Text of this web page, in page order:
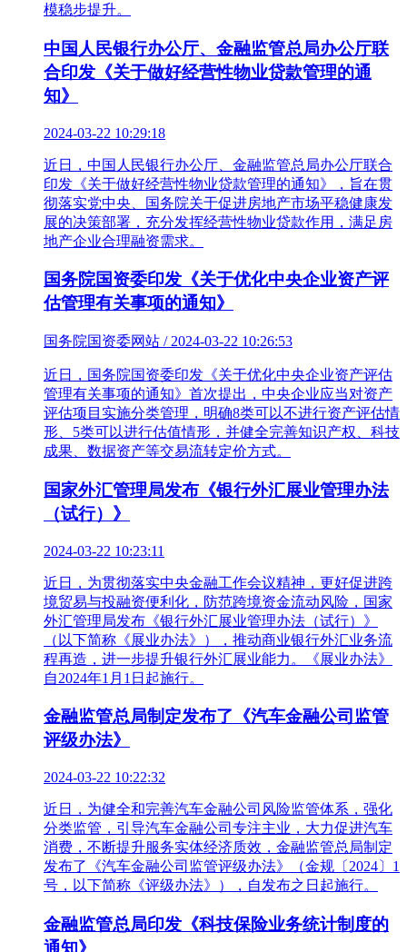
模稳步提升。
中国人民银行办公厅、金融监管总局办公厅联
合印发《关于做好经营性物业贷款管理的通
知》
2024-03-22 10:29:18
近日，中国人民银行办公厅、金融监管总局办公厅联合
印发《关于做好经营性物业贷款管理的通知》，旨在贯
彻落实党中央、国务院关于促进房地产市场平稳健康发
展的决策部署，充分发挥经营性物业贷款作用，满足房
地产企业合理融资需求。
国务院国资委印发《关于优化中央企业资产评
估管理有关事项的通知》
国务院国资委网站 / 2024-03-22 10:26:53
近日，国务院国资委印发《关于优化中央企业资产评估
管理有关事项的通知》首次提出，中央企业应当对资产
评估项目实施分类管理，明确8类可以不进行资产评估情
形、5类可以进行估值情形，并健全完善知识产权、科技
成果、数据资产等交易流转定价方式。
国家外汇管理局发布《银行外汇展业管理办法
（试行）》
2024-03-22 10:23:11
近日，为贯彻落实中央金融工作会议精神，更好促进跨
境贸易与投融资便利化，防范跨境资金流动风险，国家
外汇管理局发布《银行外汇展业管理办法（试行）》
（以下简称《展业办法》），推动商业银行外汇业务流
程再造，进一步提升银行外汇展业能力。《展业办法》
自2024年1月1日起施行。
金融监管总局制定发布了《汽车金融公司监管
评级办法》
2024-03-22 10:22:32
近日，为健全和完善汽车金融公司风险监管体系，强化
分类监管，引导汽车金融公司专注主业，大力促进汽车
消费，不断提升服务实体经济质效，金融监管总局制定
发布了《汽车金融公司监管评级办法》（金规〔2024〕1
号，以下简称《评级办法》），自发布之日起施行。
金融监管总局印发《科技保险业务统计制度的
通知》